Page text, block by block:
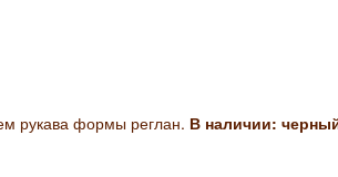
рукава формы реглан. В наличии: